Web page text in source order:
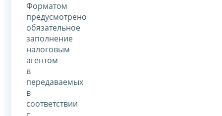
Форматом
предусмотрено
обязательное
заполнение
налоговым
агентом
в
передаваемых
в
соответствии